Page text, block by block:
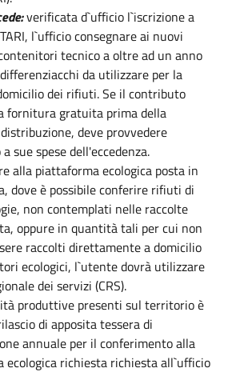
verificata d`ufficio l`iscrizione a
l`ufficio consegnare ai nuovi
tecnico a oltre ad un anno
da utilizzare per la
dei rifiuti. Se il contributo
fornitura gratuita prima della
deve provvedere
sue spese dell'eccedenza.
alla piattaforma ecologica posta in
dove è possibile conferire rifiuti di
non contemplati nelle raccolte
oppure in quantità tali per cui non
raccolti direttamente a domicilio
ecologici, l`utente dovrà utilizzare
dei servizi (CRS).
produttive presenti sul territorio è
di apposita tessera di
annuale per il conferimento alla
ecologica richiesta richiesta all`ufficio